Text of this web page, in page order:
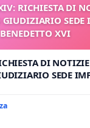
RICHIESTA DI
GIUDIZIARIO SEDE
BENEDETTO XVI
DI
SEDE